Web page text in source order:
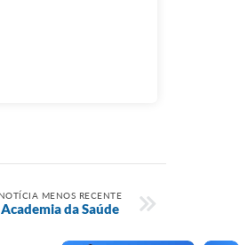
NOTÍCIA MENOS RECENTE
da Saúde